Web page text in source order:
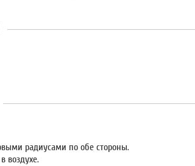
радиусами по обе стороны.
воздухе.